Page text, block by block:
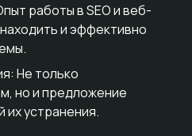
работы в SEO и веб-
и эффективно
Не только
но и предложение
их устранения.